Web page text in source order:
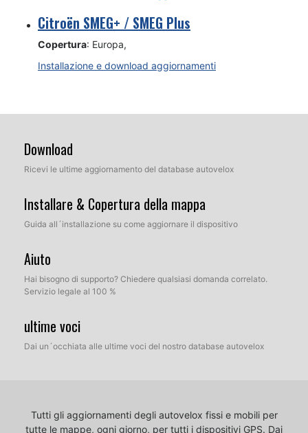
Citroën SMEG+ / SMEG Plus
Copertura: Europa,
Installazione e download aggiornamenti
Download
Ricevi le ultime aggiornamento del database autovelox
Installare & Copertura della mappa
Guida all´installazione su come aggiornare il dispositivo
Aiuto
Hai bisogno di supporto? Chiedere qualsiasi domanda correlato.
Servizio legale al 100 %
ultime voci
Dai un´occhiata alle ultime voci del nostro database autovelox
Tutti gli aggiornamenti degli autovelox fissi e mobili per
tutte le mappe, ogni giorno, per tutti i dispositivi GPS. Dai